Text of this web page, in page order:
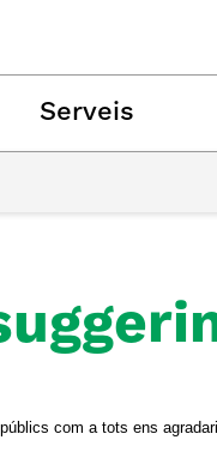
Serveis
com a tots ens